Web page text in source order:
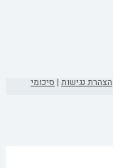
הצהרת נגישות | סיכומי